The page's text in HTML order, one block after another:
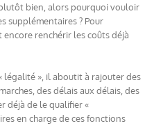
bien, alors pourquoi vouloir
supplémentaires ? Pour
renchérir les coûts déjà
légalité », il aboutit à rajouter des
des délais aux délais, des
déjà de le qualifier «
en charge de ces fonctions